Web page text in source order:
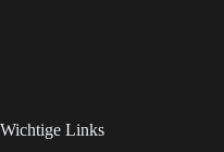
Wichtige Links